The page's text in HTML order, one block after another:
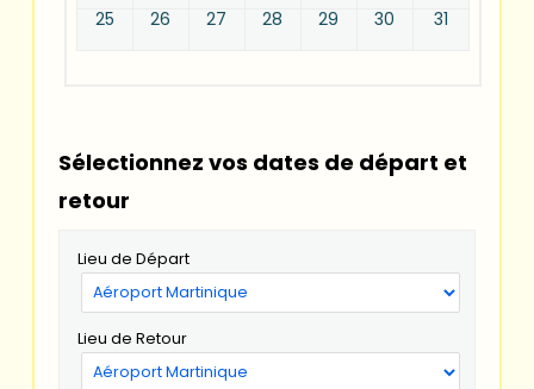
25
26 27 28 29 30 31
Sélectionnez vos dates de départ et
retour
Lieu de Départ
Lieu de Retour